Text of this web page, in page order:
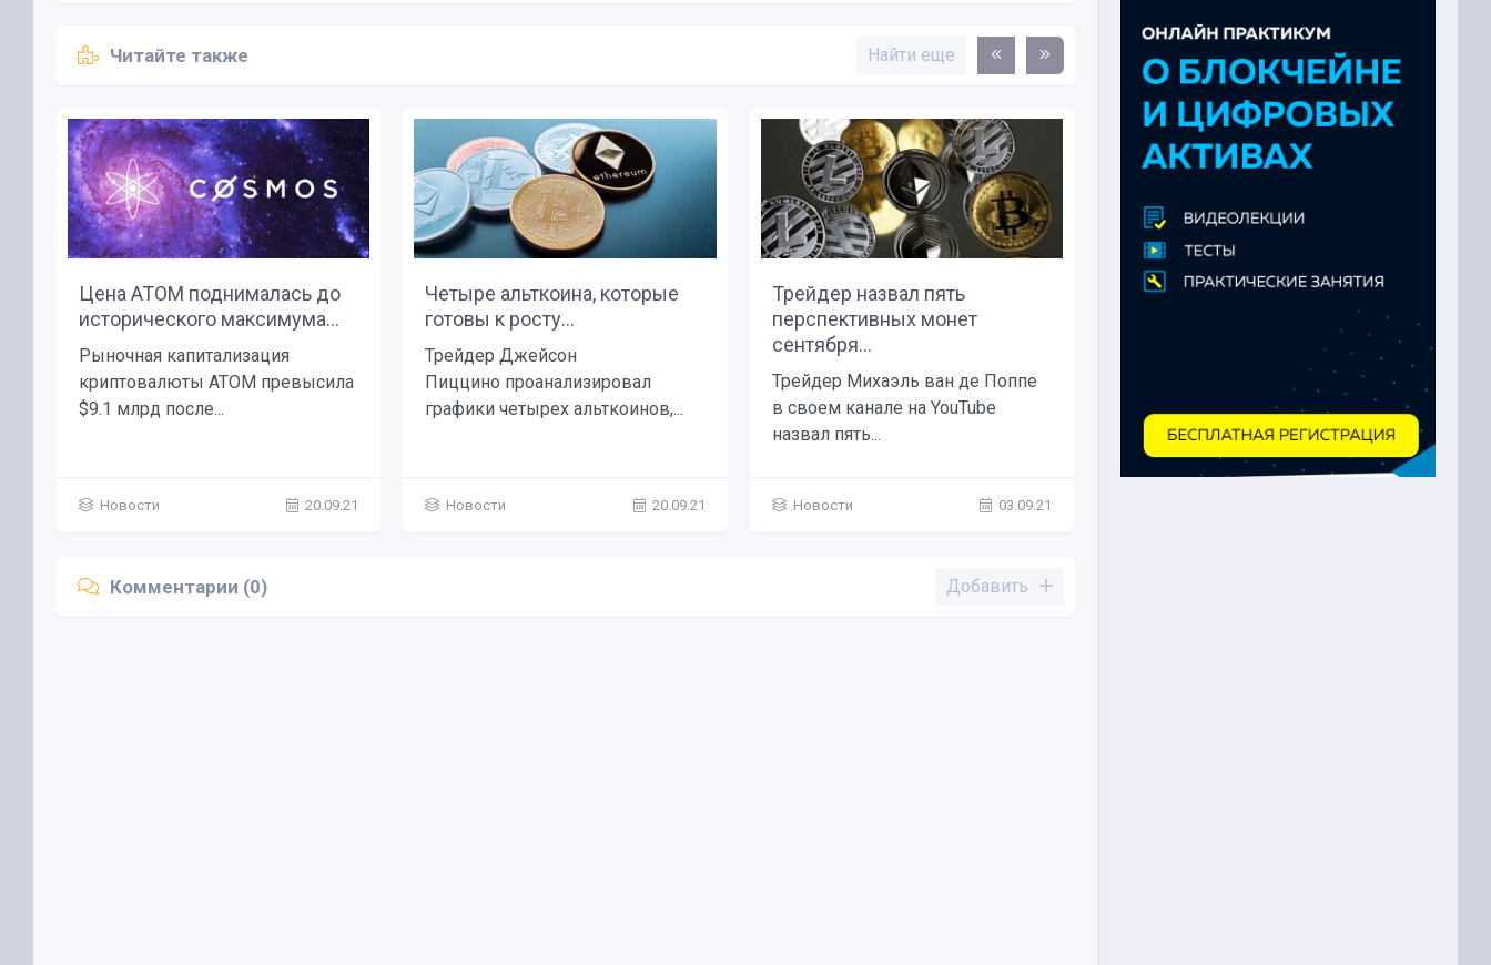
Читайте также Найти еще
Цена ATOM поднималась до
исторического максимума...
Рыночная капитализация
криптовалюты ATOM превысила
$9.1 млрд после...
Новости 20.09.21
Четыре альткоина, которые
готовы к росту...
Трейдер Джейсон
Пиццино проанализировал
графики четырех альткоинов,...
Новости 20.09.21
Трейдер назвал пять
перспективных монет
сентября...
Трейдер Михаэль ван де Поппе
в своем канале на YouTube
назвал пять...
Новости 03.09.21
Трейдер назвал три токена с
Криптоаналитик и трейдер Скотт
которые, по...
Комментарии (0) Добавить